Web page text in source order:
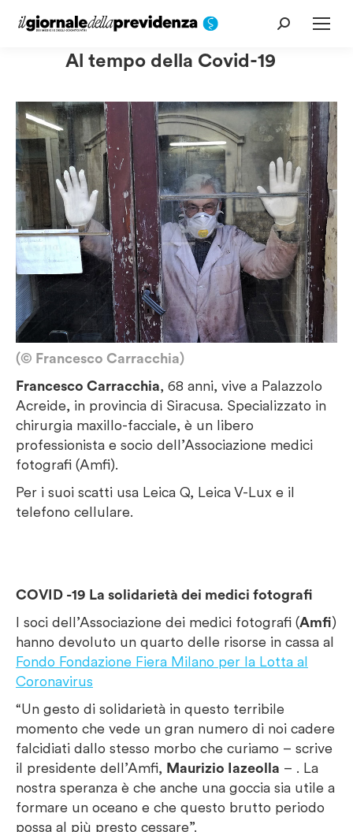
Cerca:
Al tempo della Covid-19
(© Francesco Carracchia)
Francesco Carracchia, 68 anni, vive a Palazzolo
Acreide, in provincia di Siracusa. Specializzato in
chirurgia maxillo-facciale, è un libero
professionista e socio dell’Associazione medici
fotografi (Amfi).
Per i suoi scatti usa Leica Q, Leica V-Lux e il
telefono cellulare.
COVID -19 La solidarietà dei medici fotografi
I soci dell’Associazione dei medici fotografi (Amfi)
hanno devoluto un quarto delle risorse in cassa al
Fondo Fondazione Fiera Milano per la Lotta al
Coronavirus
“Un gesto di solidarietà in questo terribile
momento che vede un gran numero di noi cadere
falcidiati dallo stesso morbo che curiamo – scrive
il presidente dell’Amfi, Maurizio Iazeolla – . La
nostra speranza è che anche una goccia sia utile a
formare un oceano e che questo brutto periodo
possa al più presto cessare”.